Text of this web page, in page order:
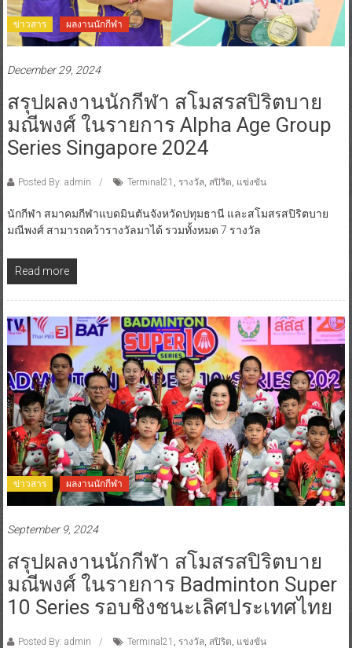
ข่าวสาร ผลงานนักกีฬา
December 29, 2024
สรุปผลงานนักกีฬา สโมสรสปิริตบาย
มณีพงศ์ ในรายการ Alpha Age Group
Series Singapore 2024
Posted By: admin Terminal21 , รางวัล, สปิริต, แข่งขัน
นักกีฬา สมาคมกีฬาแบดมินตันจังหวัดปทุมธานี และสโมสรสปิริตบาย
มณีพงศ์ สามารถคว้ารางวัลมาได้ รวมทั้งหมด 7 รางวัล
Read more
ข่าวสาร ผลงานนักกีฬา
September 9, 2024
สรุปผลงานนักกีฬา สโมสรสปิริตบาย
มณีพงศ์ ในรายการ Badminton Super
10 Series รอบชิงชนะเลิศประเทศไทย
Posted By: admin Terminal21 , รางวัล, สปิริต, แข่งขัน